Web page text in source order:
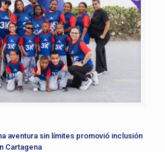
aventura sin límites promovió inclusión
Cartagena